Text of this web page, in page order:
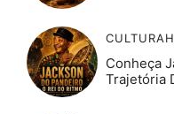
CULTURA
Conheça
Trajetória